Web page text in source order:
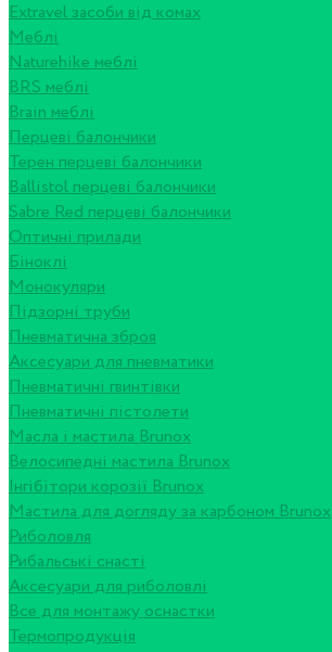
Extravel засоби від комах
Меблі
Naturehike меблі
BRS меблі
Brain меблі
Перцеві балончики
Терен перцеві балончики
Ballistol перцеві балончики
Sabre Red перцеві балончики
Оптичні прилади
Біноклі
Монокуляри
Підзорні труби
Пневматична зброя
Аксесуари для пневматики
Пневматичні гвинтівки
Пневматичні пістолети
Масла і мастила Brunox
Велосипедні мастила Brunox
Інгібітори корозії Brunox
Мастила для догляду за карбоном Brunox
Риболовля
Рибальські снасті
Аксесуари для риболовлі
Все для монтажу оснастки
Термопродукція